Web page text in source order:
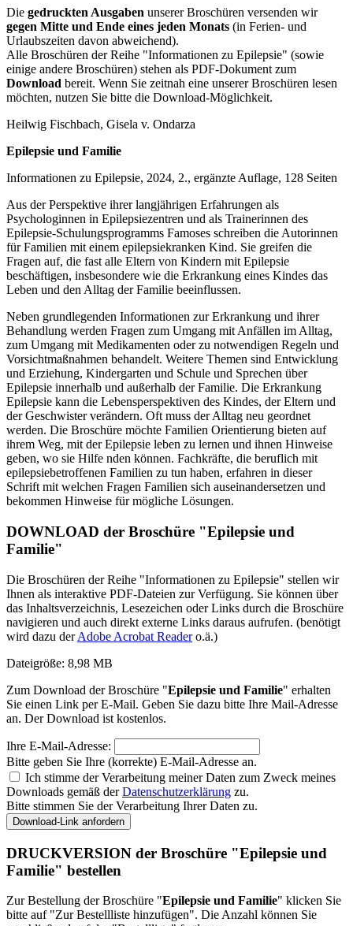
Die gedruckten Ausgaben unserer Broschüren versenden wir
gegen Mitte und Ende eines jeden Monats (in Ferien- und
Urlaubszeiten davon abweichend).
Alle Broschüren der Reihe "Informationen zu Epilepsie" (sowie
einige andere Broschüren) stehen als PDF-Dokument zum
Download bereit. Wenn Sie zeitnah eine unserer Broschüren lesen
möchten, nutzen Sie bitte die Download-Möglichkeit.
Heilwig Fischbach, Gisela v. Ondarza
Epilepsie und Familie
Informationen zu Epilepsie, 2024, 2., ergänzte Auflage, 128 Seiten
Aus der Perspektive ihrer langjährigen Erfahrungen als
Psychologinnen in Epilepsiezentren und als Trainerinnen des
Epilepsie-Schulungsprogramms Famoses schreiben die Autorinnen
für Familien mit einem epilepsiekranken Kind. Sie greifen die
Fragen auf, die fast alle Eltern von Kindern mit Epilepsie
beschäftigen, insbesondere wie die Erkrankung eines Kindes das
Leben und den Alltag der Familie beeinflussen.
Neben grundlegenden Informationen zur Erkrankung und ihrer
Behandlung werden Fragen zum Umgang mit Anfällen im Alltag,
zum Umgang mit Medikamenten oder zu notwendigen Regeln und
Vorsichtmaßnahmen behandelt. Weitere Themen sind Entwicklung
und Erziehung, Kindergarten und Schule und Sprechen über
Epilepsie innerhalb und außerhalb der Familie. Die Erkrankung
Epilepsie kann die Lebensperspektiven des Kindes, der Eltern und
der Geschwister verändern. Oft muss der Alltag neu geordnet
werden. Die Broschüre möchte Familien Orientierung bieten auf
ihrem Weg, mit der Epilepsie leben zu lernen und ihnen Hinweise
geben, wo sie Hilfe nden können. Fachkräfte, die beruflich mit
epilepsiebetroffenen Familien zu tun haben, erfahren in dieser
Schrift mit welchen Fragen Familien sich auseinandersetzen und
bekommen Hinweise für mögliche Lösungen.
DOWNLOAD der Broschüre "Epilepsie und
Familie"
Die Broschüren der Reihe "Informationen zu Epilepsie" stellen wir
Ihnen als interaktive PDF-Dateien zur Verfügung. Sie können über
das Inhaltsverzeichnis, Lesezeichen oder Links durch die Broschüre
navigieren und auch direkt externe Links daraus aufrufen. (benötigt
wird dazu derAdobe Acrobat Readero.ä.)
Dateigröße: 8,98 MB
Zum Download der Broschüre "Epilepsie und Familie" erhalten
Sie einen Link per E-Mail. Geben Sie dazu bitte Ihre Mail-Adresse
an. Der Download ist kostenlos.
Ihre E-Mail-Adresse:
Bitte geben Sie Ihre (korrekte) E-Mail-Adresse an.
Ich stimme der Verarbeitung meiner Daten zum Zweck meines
Downloads gemäß derDatenschutzerklärung zu.
Bitte stimmen Sie der Verarbeitung Ihrer Daten zu.
Download-Link anfordern
DRUCKVERSION der Broschüre "Epilepsie und
Familie" bestellen
Zur Bestellung der Broschüre "Epilepsie und Familie" klicken Sie
bitte auf "Zur Bestellliste hinzufügen". Die Anzahl können Sie